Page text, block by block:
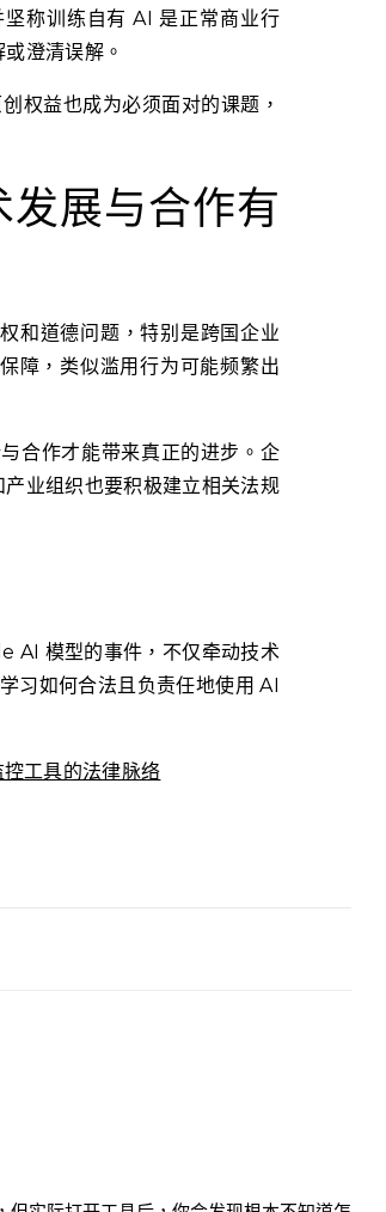
称训练自有 AI 是正常商业行
澄清误解。
权益也成为必须面对的课题，
发展与合作有
和道德问题，特别是跨国企业
障，类似滥用行为可能频繁出
合作才能带来真正的进步。企
业组织也要积极建立相关法规
模型的事件，不仅牵动技术
习如何合法且负责任地使用 AI
工具的法律脉络